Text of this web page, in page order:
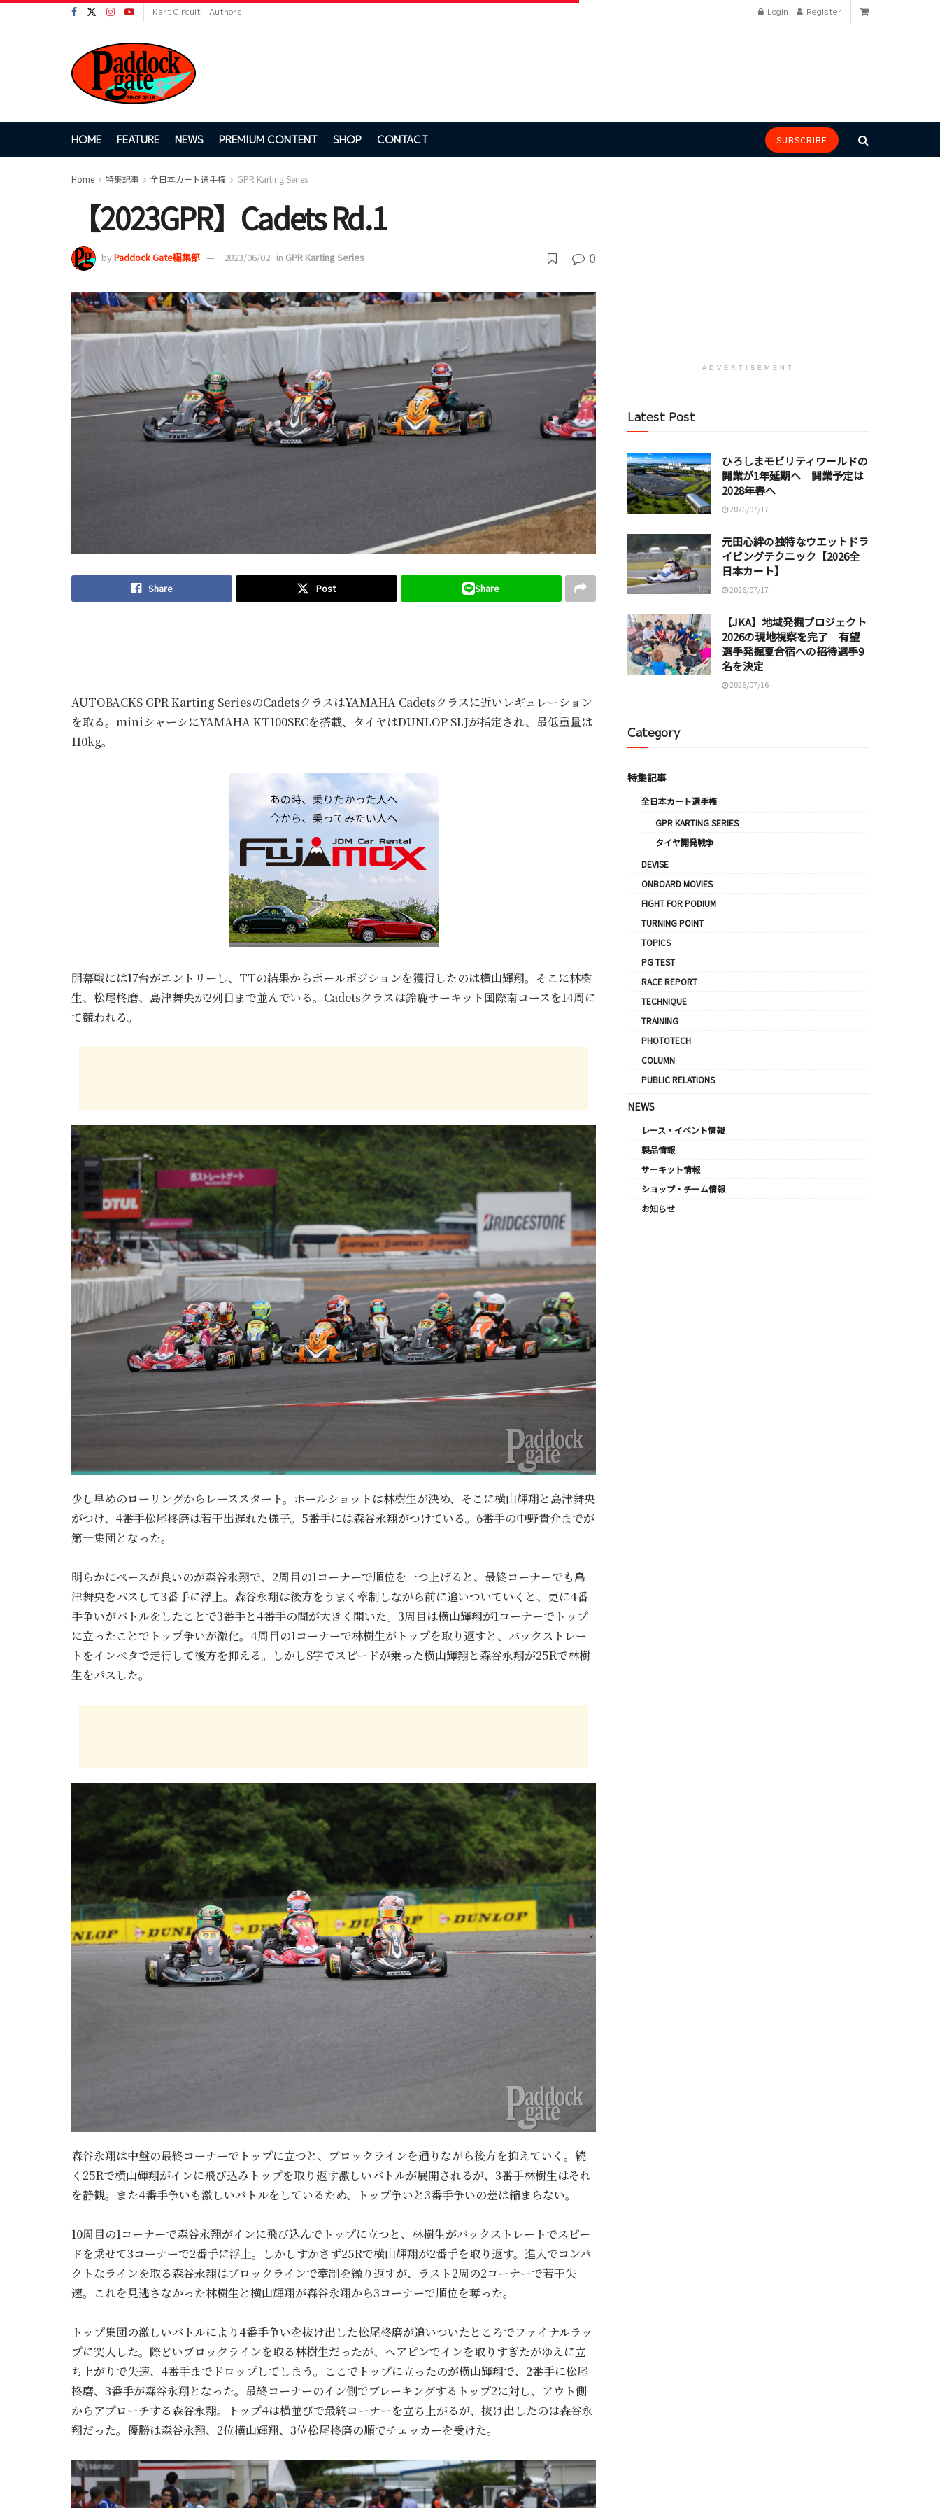
Kart Circuit Authors Login Register
HOME FEATURE NEWS PREMIUM CONTENT SHOP CONTACT SUBSCRIBE
Home 特集記事 全日本カート選手権 GPR Karting Series
【2023GPR】Cadets Rd.1
byPaddock Gate編集部 2023/06/02 in GPR Karting Series 0
Share Post Share
AUTOBACKS GPR Karting SeriesのCadetsクラスはYAMAHA Cadetsクラスに近いレギュレーション
を取る。miniシャーシにYAMAHA KT100SECを搭載、タイヤはDUNLOP SLJが指定され、最低重量は
110kg。
開幕戦には17台がエントリーし、TTの結果からポールポジションを獲得したのは横山輝翔。そこに林樹
生、松尾柊磨、島津舞央が2列目まで並んでいる。Cadetsクラスは鈴鹿サーキット国際南コースを14周に
て競われる。
少し早めのローリングからレーススタート。ホールショットは林樹生が決め、そこに横山輝翔と島津舞央
がつけ、4番手松尾柊磨は若干出遅れた様子。5番手には森谷永翔がつけている。6番手の中野貴介までが
第一集団となった。
明らかにペースが良いのが森谷永翔で、2周目の1コーナーで順位を一つ上げると、最終コーナーでも島
津舞央をパスして3番手に浮上。森谷永翔は後方をうまく牽制しながら前に追いついていくと、更に4番
手争いがバトルをしたことで3番手と4番手の間が大きく開いた。3周目は横山輝翔が1コーナーでトップ
に立ったことでトップ争いが激化。4周目の1コーナーで林樹生がトップを取り返すと、バックストレー
トをインベタで走行して後方を抑える。しかしS字でスピードが乗った横山輝翔と森谷永翔が25Rで林樹
生をパスした。
森谷永翔は中盤の最終コーナーでトップに立つと、ブロックラインを通りながら後方を抑えていく。続
く25Rで横山輝翔がインに飛び込みトップを取り返す激しいバトルが展開されるが、3番手林樹生はそれ
を静観。また4番手争いも激しいバトルをしているため、トップ争いと3番手争いの差は縮まらない。
10周目の1コーナーで森谷永翔がインに飛び込んでトップに立つと、林樹生がバックストレートでスピー
ドを乗せて3コーナーで2番手に浮上。しかしすかさず25Rで横山輝翔が2番手を取り返す。進入でコンパ
クトなラインを取る森谷永翔はブロックラインで牽制を繰り返すが、ラスト2周の2コーナーで若干失
速。これを見逃さなかった林樹生と横山輝翔が森谷永翔から3コーナーで順位を奪った。
トップ集団の激しいバトルにより4番手争いを抜け出した松尾柊磨が追いついたところでファイナルラッ
プに突入した。際どいブロックラインを取る林樹生だったが、ヘアピンでインを取りすぎたがゆえに立
ち上がりで失速、4番手までドロップしてしまう。ここでトップに立ったのが横山輝翔で、2番手に松尾
柊磨、3番手が森谷永翔となった。最終コーナーのイン側でブレーキングするトップ2に対し、アウト側
からアプローチする森谷永翔。トップ4は横並びで最終コーナーを立ち上がるが、抜け出したのは森谷永
翔だった。優勝は森谷永翔、2位横山輝翔、3位松尾柊磨の順でチェッカーを受けた。
ADVERTISEMENT
Latest Post
ひろしまモビリティワールドの
開業が1年延期へ 開業予定は
2028年春へ
2026/07/17
元田心絆の独特なウエットドラ
イビングテクニック【2026全
日本カート】
2026/07/17
【JKA】地域発掘プロジェクト
2026の現地視察を完了 有望
選手発掘夏合宿への招待選手9
名を決定
2026/07/16
Category
特集記事
全日本カート選手権
GPR KARTING SERIES
タイヤ開発戦争
DEVISE
ONBOARD MOVIES
FIGHT FOR PODIUM
TURNING POINT
TOPICS
PG TEST
RACE REPORT
TECHNIQUE
TRAINING
PHOTOTECH
COLUMN
PUBLIC RELATIONS
NEWS
レース・イベント情報
製品情報
サーキット情報
ショップ・チーム情報
お知らせ